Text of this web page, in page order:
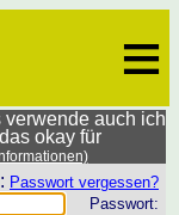
≡
verwende auch ich
okay für
Passwort vergessen?
Passwort: